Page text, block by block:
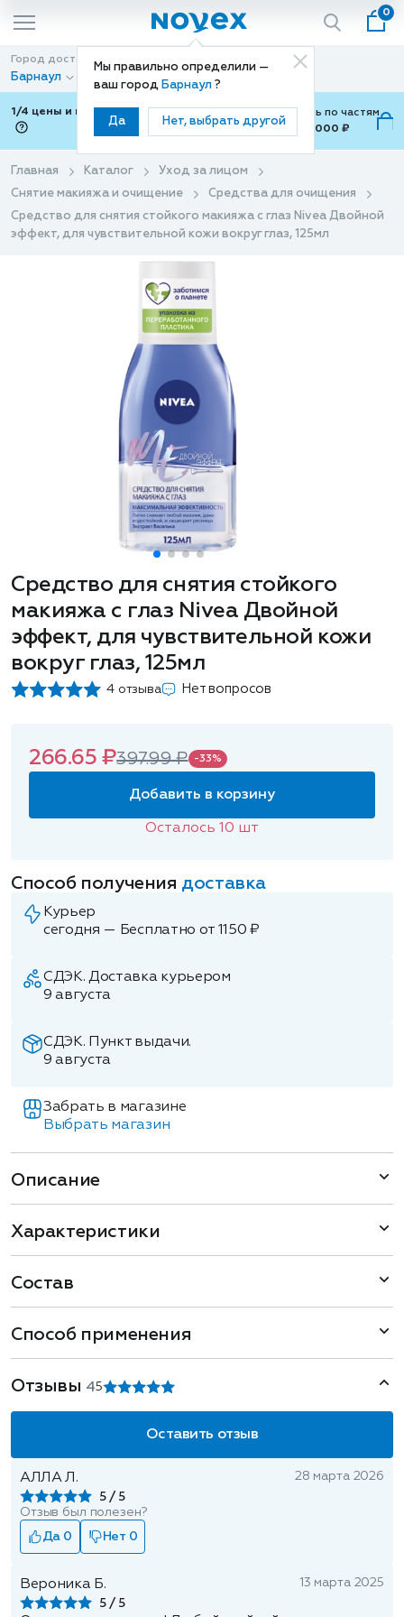
Мы правильно определили —
ваш город Барнаул ?
Да Нет, выбрать другой
0
Город доставки
Барнаул
Способ доставки
Доставка
1/4 цены и покупки ваши с Подели
Можно оплатить по частям
от 700 ₽ до 15,000 ₽
Главная Каталог
Уход за лицом
Снятие макияжа и очищение
Средства для очищения
Средство для снятия стойкого макияжа с глаз Nivea Двойной
эффект, для чувствительной кожи вокруг глаз, 125мл
Средство для снятия стойкого
макияжа с глаз Nivea Двойной
эффект, для чувствительной кожи
вокруг глаз, 125мл
4 отзыва Нет вопросов
266.65 ₽397.99 ₽ -33%
Добавить в корзину
Осталось10 шт
Способ получения доставка
Курьер
сегодня — Бесплатно от 1150 ₽
СДЭК. Доставка курьером
9 августа
СДЭК. Пункт выдачи.
9 августа
Забрать в магазине
Выбрать магазин
Описание
Характеристики
Состав
Способ применения
Отзывы 45
Оставить отзыв
АЛЛА Л.
5
28 марта 2026
Отзыв был полезен?
Да 0
Нет 0
Вероника Б.
5
13 марта 2025